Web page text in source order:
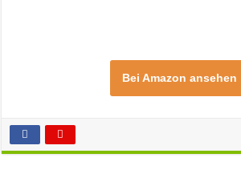
Bei Amazon ansehen